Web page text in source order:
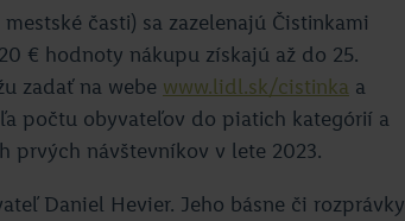
časti) sa zazelenajú Čistinkami
€ hodnoty nákupu získajú až do 25.
zadať na webe www.lidl.sk/cistinka a
počtu obyvateľov do piatich kategórií a
prvých návštevníkov v lete 2023.
Daniel Hevier. Jeho básne či rozprávky